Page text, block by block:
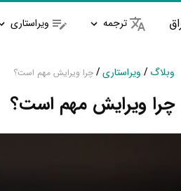
ترجمه ویراستاری
وبلاگ / ویراستاری/ چرا ویرایش مهم است؟
چرا ویرایش مهم است؟